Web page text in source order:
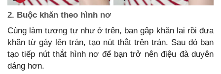
2. Buộc khăn theo hình nơ
Cùng làm tương tự như ở trên, bạn gập khăn lại rồi đưa
khăn từ gáy lên trán, tạo nút thắt trên trán. Sau đó bạn
tạo tiếp nút thắt hình nơ để bạn trở nên điệu đà duyên
dáng hơn.